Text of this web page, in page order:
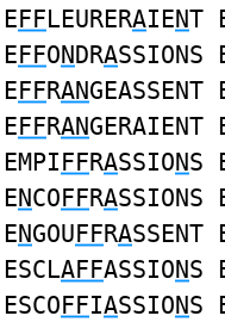
EFFLEURERAIENT
EFFONDRASSIONS
EFFRANGEASSENT
EFFRANGERAIENT
EMPIFFRASSIONS
ENCOFFRASSIONS
ENGOUFFRASSENT
ESCLAFFASSIONS
ESCOFFIASSIONS